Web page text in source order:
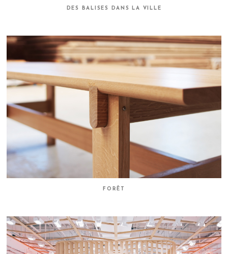
DES BALISES DANS LA VILLE
FORÊT